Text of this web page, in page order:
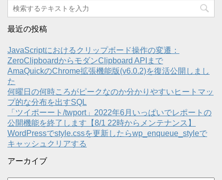
最近の投稿
JavaScriptにおけるクリップボード操作の変遷：
ZeroClipboardからモダンClipboard APIまで
AmaQuickのChrome拡張機能版(v6.0.2)を復活公開しまし
た
何曜日の何時ころがピークなのか分かりやすいヒートマッ
プ的な分布を出すSQL
「ツイポーート/twport」2022年6月いっぱいでレポートの
公開機能を終了します【8/1 22時からメンテナンス】
WordPressでstyle.cssを更新したらwp_enqueue_styleで
キャッシュクリアする
アーカイブ